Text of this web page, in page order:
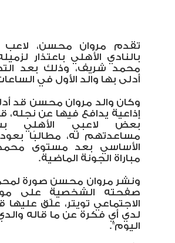
تقدم مروان محسن، لاعب
بالنادي الأهلي باعتذار
محمد شريف، وذلك بعد
أدلى بها والد الأول في
وكان والد مروان محسن قد
إذاعية يدافع فيها عن نجله،
بعض لاعبي الأهلي
مساعدتهم له، مطالبًا
الأساسي بعد مستوى
مباراة الجونة الماضية.
ونشر مروان محسن صورة
صفحته الشخصية على
الاجتماعي تويتر، علّق عليها
لدي أي فكرة عن ما قاله
اليوم".